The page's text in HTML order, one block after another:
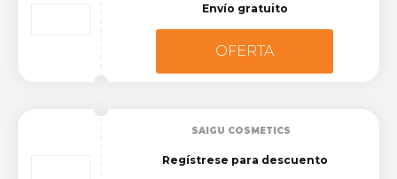
Envío gratuito
OFERTA
SAIGU COSMETICS
Regístrese para descuento